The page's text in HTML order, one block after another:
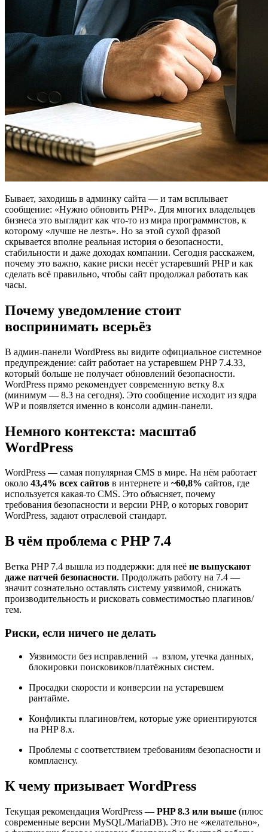
Бывает, заходишь в админку сайта — и там всплывает
сообщение: «Нужно обновить PHP». Для многих владельцев
бизнеса это выглядит как что-то из мира программистов, к
которому «лучше не лезть». Но за этой сухой фразой
скрывается вполне реальная история о безопасности,
стабильности и даже доходах компании. Сегодня расскажем,
почему это важно, какие риски несёт устаревший PHP и как
сделать всё правильно, чтобы сайт продолжал работать как
часы.
Почему уведомление стоит
воспринимать всерьёз
В админ-панели WordPress вы видите официальное системное
предупреждение: сайт работает на устаревшем PHP 7.4.33,
который больше не получает обновлений безопасности.
WordPress прямо рекомендует современную ветку 8.x
(минимум — 8.3 на сегодня). Это сообщение исходит из ядра
WP и появляется именно в консоли админ-панели.
Немного контекста: масштаб
WordPress
WordPress — самая популярная CMS в мире. На нём работает
около 43,4% всех сайтов в интернете и ~60,8% сайтов, где
используется какая-то CMS. Это объясняет, почему
требования безопасности и версии PHP, о которых говорит
WordPress, задают отраслевой стандарт.
В чём проблема с PHP 7.4
Ветка PHP 7.4 вышла из поддержки: для неё не выпускают
даже патчей безопасности. Продолжать работу на 7.4 —
значит сознательно оставлять систему уязвимой, снижать
производительность и рисковать совместимостью плагинов/
тем.
Риски, если ничего не делать
Уязвимости без исправлений → взлом, утечка данных,
блокировки поисковиков/платёжных систем.
Просадки скорости и конверсии на устаревшем
рантайме.
Конфликты плагинов/тем, которые уже ориентируются
на PHP 8.x.
Проблемы с соответствием требованиям безопасности и
комплаенсу.
К чему призывает WordPress
Текущая рекомендация WordPress — PHP 8.3 или выше (плюс
современные версии MySQL/MariaDB). Это не «желательно»,